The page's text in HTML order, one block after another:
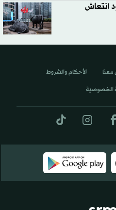
انتعاش
معنا الأحكام والشروط
الخصوصية